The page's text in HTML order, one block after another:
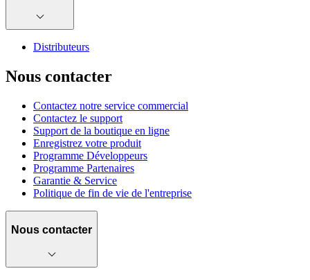
Distributeurs
Nous contacter
Contactez notre service commercial
Contactez le support
Support de la boutique en ligne
Enregistrez votre produit
Programme Développeurs
Programme Partenaires
Garantie & Service
Politique de fin de vie de l'entreprise
Nous contacter